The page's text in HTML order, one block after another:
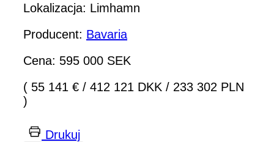
Lokalizacja: Limhamn
Producent: Bavaria
Cena: 595 000 SEK
( 55 141 € / 412 121 DKK / 233 302 PLN
)
Drukuj